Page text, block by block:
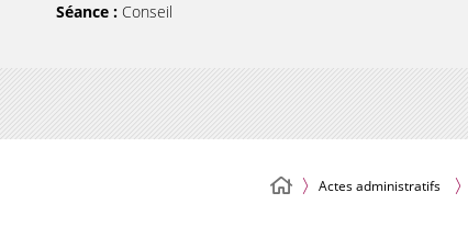
Séance : Conseil
Actes administratifs